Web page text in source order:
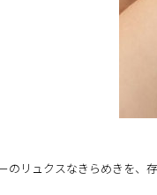
のリュクスなきらめきを、